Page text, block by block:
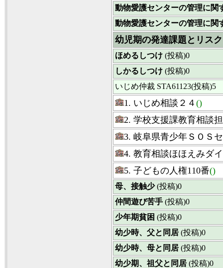
動物愛護センターの管理に関
動物愛護センターの管理に関
幼児期の発達課題とリスク
ほめるしつけ (投稿)0
しかるしつけ (投稿)0
いじめ仲裁 STA61123(投稿)5
1. いじめ相談２４ ()
2. 学校支援課教育相談
3. 岐阜県青少年ＳＯＳ
4. 教育相談ほほえみダ
5. 子どもの人権110番()
母、接触少(投稿)0
仲間遊び苦手 (投稿)0
少年期貧困 (投稿)0
幼少時、父と同居 (投稿)0
幼少時、母と同居 (投稿)0
幼少期、祖父と同居 (投稿)0